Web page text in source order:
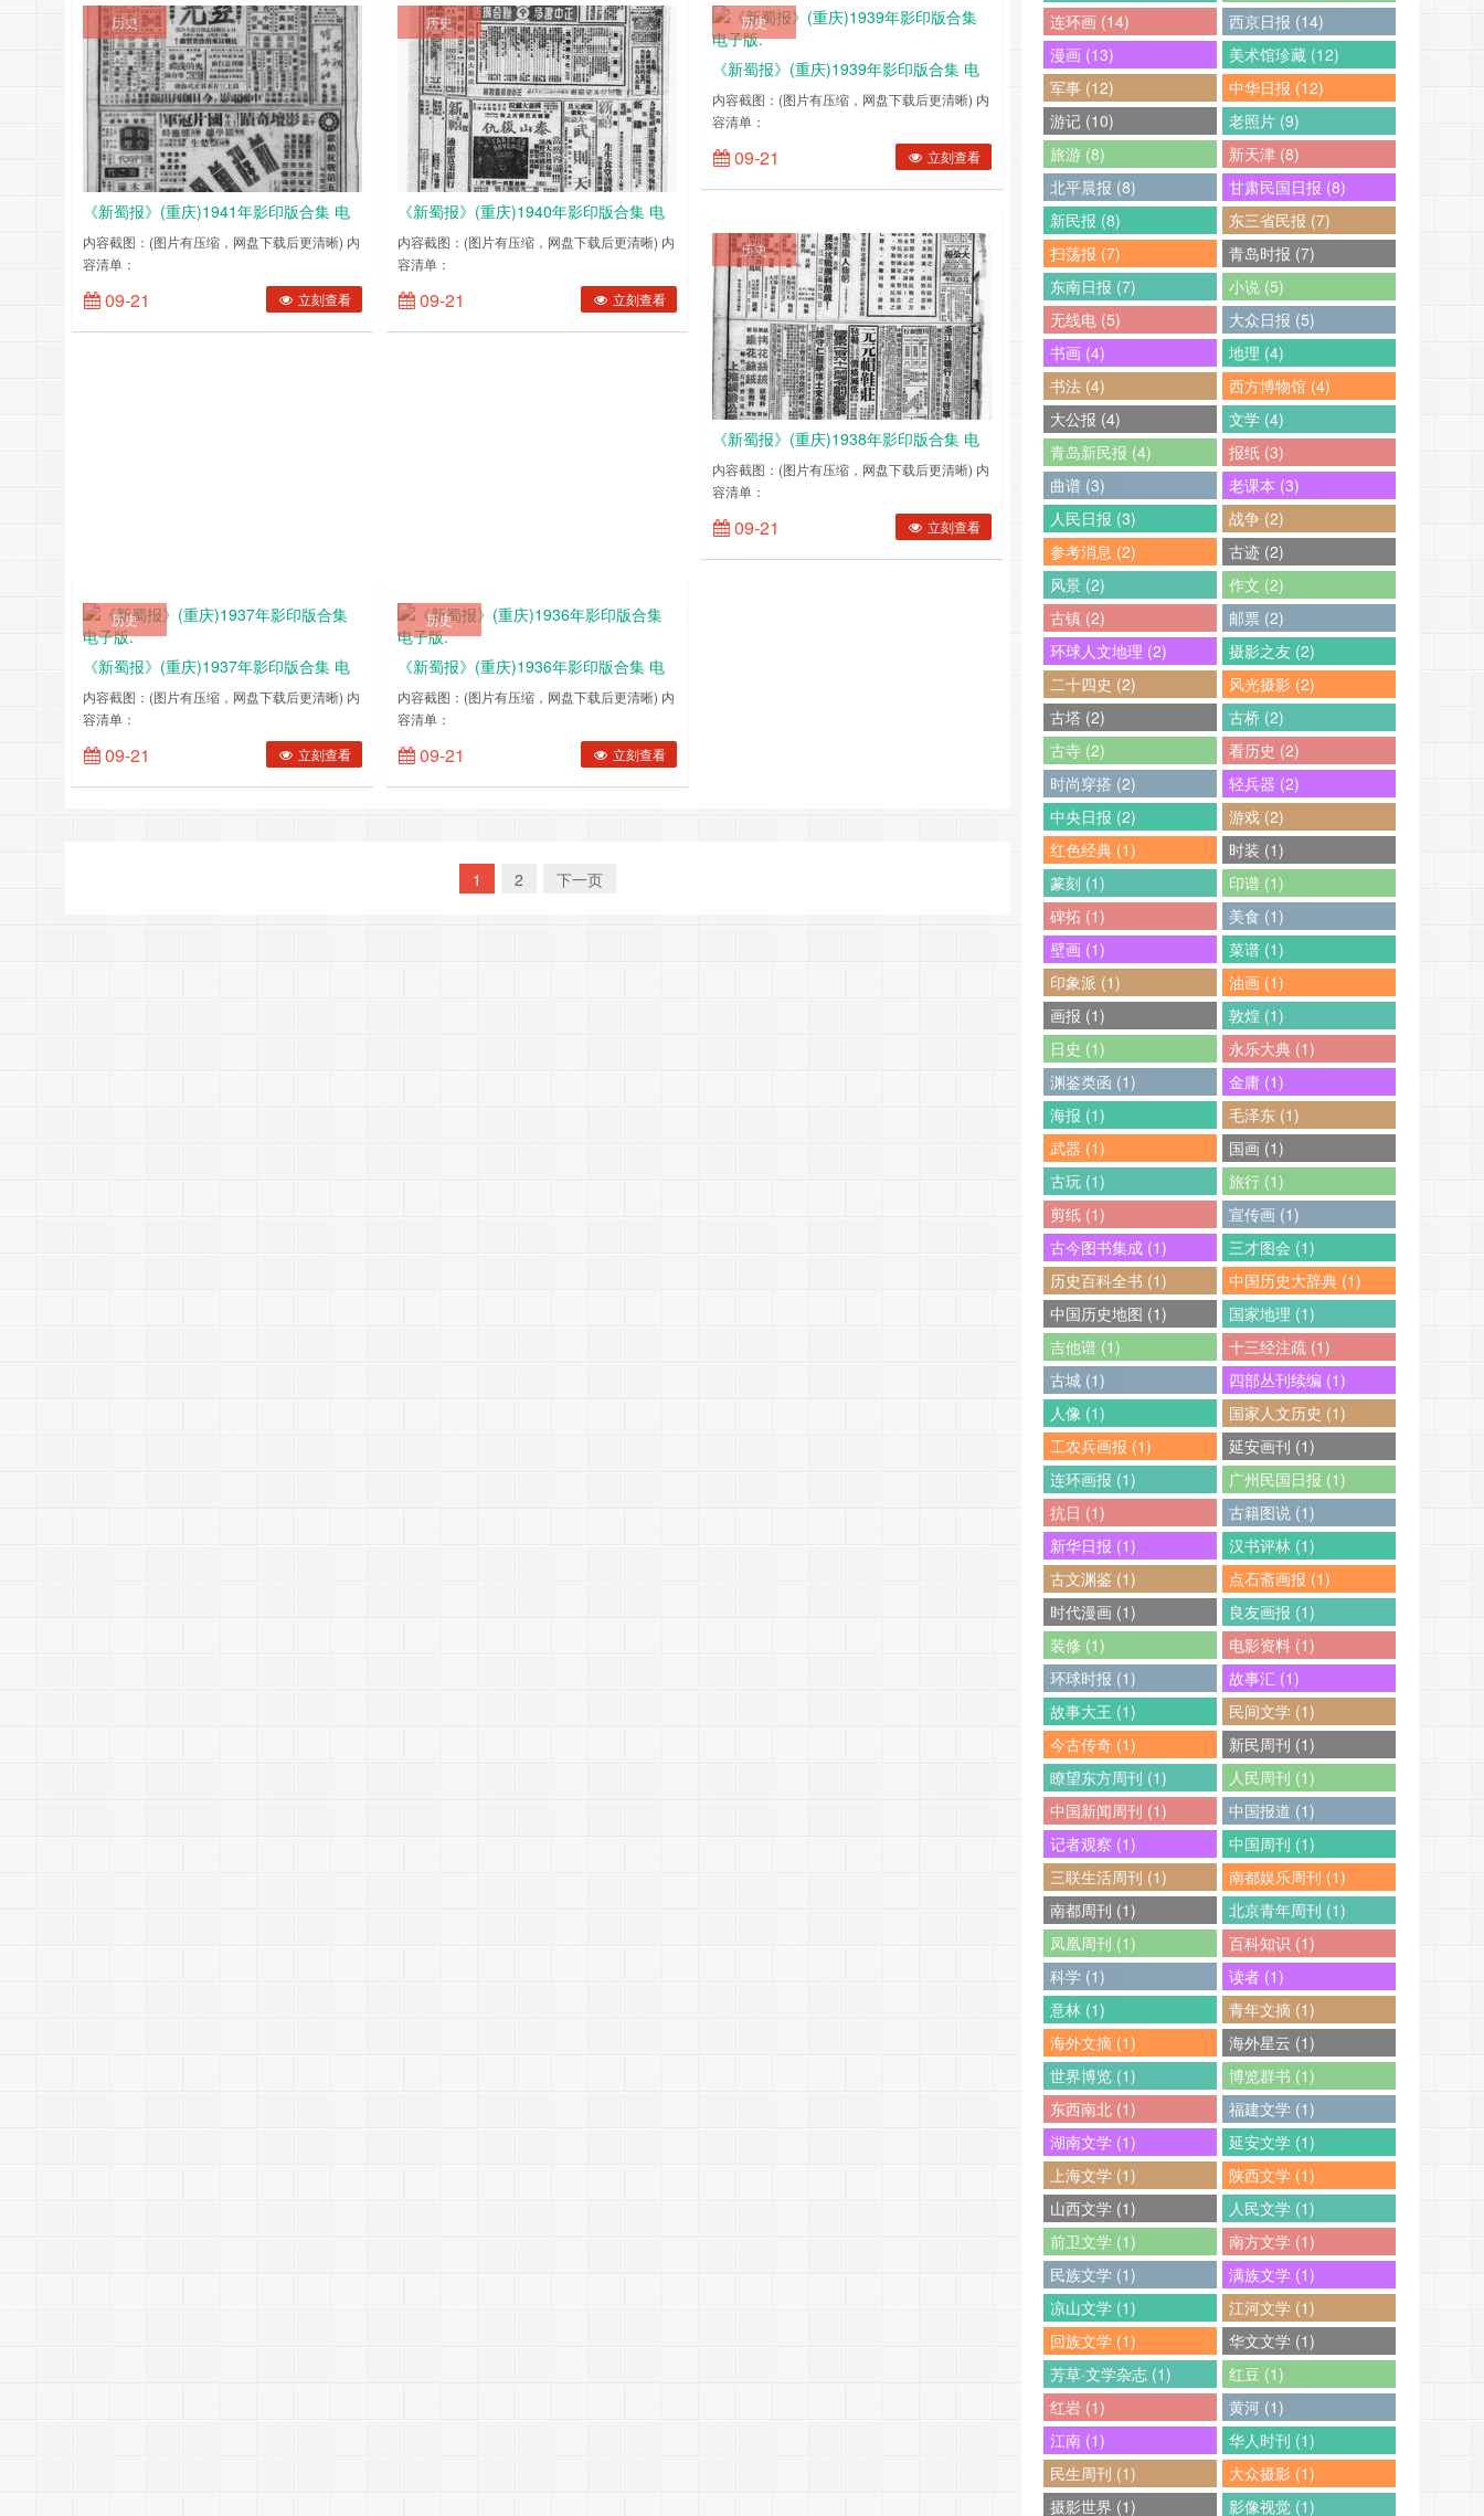
历史
《新蜀报》(重庆)1941年影印版合集 电
子版.
内容截图：(图片有压缩，网盘下载后更清晰) 内
容清单：
194101011941010219410103194101041941010519410106194101071941010819410109194101101941011119410112194101131941011……
09-21 立刻查看
历史
《新蜀报》(重庆)1940年影印版合集 电
子版.
内容截图：(图片有压缩，网盘下载后更清晰) 内
容清单：
194001011940010219400103194001041940010519400106194001071940010819400109194001101940011119400112194001131940011……
09-21 立刻查看
历史
《新蜀报》(重庆)1939年影印版合集 电
子版.
内容截图：(图片有压缩，网盘下载后更清晰) 内
容清单：
09-21 立刻查看
历史
《新蜀报》(重庆)1938年影印版合集 电
子版.
内容截图：(图片有压缩，网盘下载后更清晰) 内
容清单：
09-21 立刻查看
历史
《新蜀报》(重庆)1937年影印版合集 电
子版.
内容截图：(图片有压缩，网盘下载后更清晰) 内
容清单：
193701011937010519370106193701071937010819370109193701101937011119370112193701131937011419370115193701161937011……
09-21 立刻查看
历史
《新蜀报》(重庆)1936年影印版合集 电
子版.
内容截图：(图片有压缩，网盘下载后更清晰) 内
容清单：
193601011936010419360105193601061936010719360108193601091936011019360111193601121936011319360114193601151936011……
09-21 立刻查看
1 2 下一页
连环画 (14)
西京日报 (14)
漫画 (13)
美术馆珍藏 (12)
军事 (12)
中华日报 (12)
游记 (10)
老照片 (9)
旅游 (8)
新天津 (8)
北平晨报 (8)
甘肃民国日报 (8)
新民报 (8)
东三省民报 (7)
扫荡报 (7)
青岛时报 (7)
东南日报 (7)
小说 (5)
无线电 (5)
大众日报 (5)
书画 (4)
地理 (4)
书法 (4)
西方博物馆 (4)
大公报 (4)
文学 (4)
青岛新民报 (4)
报纸 (3)
曲谱 (3)
老课本 (3)
人民日报 (3)
战争 (2)
参考消息 (2)
古迹 (2)
风景 (2)
作文 (2)
古镇 (2)
邮票 (2)
环球人文地理 (2)
摄影之友 (2)
二十四史 (2)
风光摄影 (2)
古塔 (2)
古桥 (2)
古寺 (2)
看历史 (2)
时尚穿搭 (2)
轻兵器 (2)
中央日报 (2)
游戏 (2)
红色经典 (1)
时装 (1)
篆刻 (1)
印谱 (1)
碑拓 (1)
美食 (1)
壁画 (1)
菜谱 (1)
印象派 (1)
油画 (1)
画报 (1)
敦煌 (1)
日史 (1)
永乐大典 (1)
渊鉴类函 (1)
金庸 (1)
海报 (1)
毛泽东 (1)
武器 (1)
国画 (1)
古玩 (1)
旅行 (1)
剪纸 (1)
宣传画 (1)
古今图书集成 (1)
三才图会 (1)
历史百科全书 (1)
中国历史大辞典 (1)
中国历史地图 (1)
国家地理 (1)
吉他谱 (1)
十三经注疏 (1)
古城 (1)
四部丛刊续编 (1)
人像 (1)
国家人文历史 (1)
工农兵画报 (1)
延安画刊 (1)
连环画报 (1)
广州民国日报 (1)
抗日 (1)
古籍图说 (1)
新华日报 (1)
汉书评林 (1)
古文渊鉴 (1)
点石斋画报 (1)
时代漫画 (1)
良友画报 (1)
装修 (1)
电影资料 (1)
环球时报 (1)
故事汇 (1)
故事大王 (1)
民间文学 (1)
今古传奇 (1)
新民周刊 (1)
瞭望东方周刊 (1)
人民周刊 (1)
中国新闻周刊 (1)
中国报道 (1)
记者观察 (1)
中国周刊 (1)
三联生活周刊 (1)
南都娱乐周刊 (1)
南都周刊 (1)
北京青年周刊 (1)
凤凰周刊 (1)
百科知识 (1)
科学 (1)
读者 (1)
意林 (1)
青年文摘 (1)
海外文摘 (1)
海外星云 (1)
世界博览 (1)
博览群书 (1)
东西南北 (1)
福建文学 (1)
湖南文学 (1)
延安文学 (1)
上海文学 (1)
陕西文学 (1)
山西文学 (1)
人民文学 (1)
前卫文学 (1)
南方文学 (1)
民族文学 (1)
满族文学 (1)
凉山文学 (1)
江河文学 (1)
回族文学 (1)
华文文学 (1)
芳草·文学杂志 (1)
红豆 (1)
红岩 (1)
黄河 (1)
江南 (1)
华人时刊 (1)
民生周刊 (1)
大众摄影 (1)
摄影世界 (1)
影像视觉 (1)